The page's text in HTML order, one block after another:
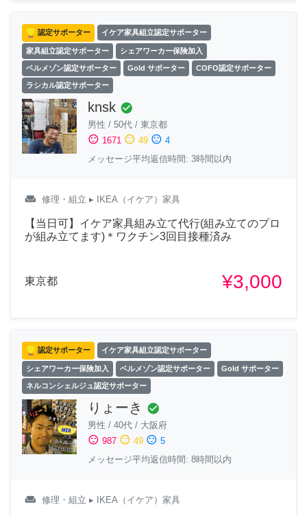
認定サポーター イケア家具組立認定サポーター
家具組立認定サポーター シェアワーカー保険加入
ベルメゾン認定サポーター Gold サポーター COFO認定サポーター
ラシカル認定サポーター
knsk check_circle
男性 / 50代 / 東京都
sentiment_satisfied 1671 sentiment_neutral 49 sentiment_dissatisfied 4
メッセージ平均返信時間: 3時間以内
weekend 修理・組立 ▸ IKEA（イケア）家具
【当日可】イケア家具組み立て代行(組み立てのプロ
が組み立てます)＊ワクチン3回目接種済み
東京都 ¥3,000
認定サポーター イケア家具組立認定サポーター
シェアワーカー保険加入 ベルメゾン認定サポーター Gold サポーター
ネルコンシェルジュ認定サポーター
りょーき check_circle
男性 / 40代 / 大阪府
sentiment_satisfied 987 sentiment_neutral 49 sentiment_dissatisfied 5
メッセージ平均返信時間: 8時間以内
weekend 修理・組立 ▸ IKEA（イケア）家具